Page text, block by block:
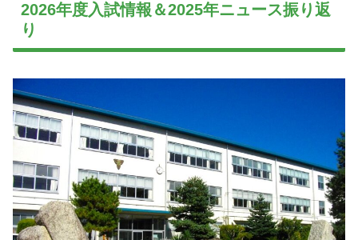
2026年度入試情報＆2025年ニュース振り返
り